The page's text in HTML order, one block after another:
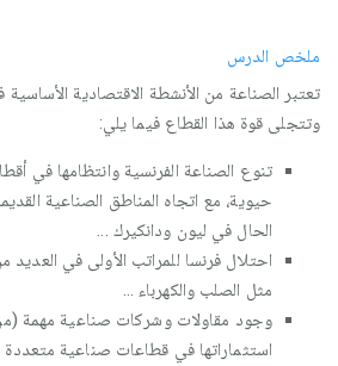
ملخص الدرس
تعتبر الصناعة من الأنشطة الاقتصادية الأساسية
وتتجلى قوة هذا القطاع فيما يلي:
تنوع الصناعة الفرنسية وانتظامها في
حيوية، مع اتجاه المناطق الصناعية
الحال في ليون ودانكيرك ...
احتلال فرنسا للمراتب الأولى في العديد
مثل الصلب والكهرباء ...
وجود مقاولات وشركات صناعية مهمة
استثماراتها في قطاعات صناعية متعددة